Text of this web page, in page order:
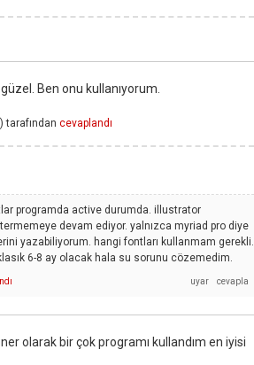
Ben onu kullanıyorum.
tarafından cevaplandı
programda active durumda. illustrator
devam ediyor. yalnızca myriad pro diye
yazabiliyorum. hangi fontları kullanmam gerekli.
6-8 ay olacak hala su sorunu cözemedim.
olarak bir çok programı kullandım en iyisi